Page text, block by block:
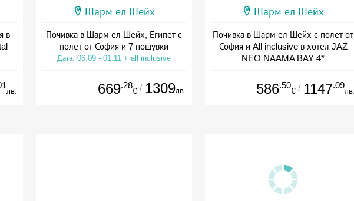
в
лв.
Шарм ел Шейх
Почивка в Шарм ел Шейх, Египет с
полет от София и 7 нощувки
Дата: 06.09 - 01.11 + all inclusive
669.28
€ / 1309лв.
Шарм ел Шейх
Почивка в Шарм ел Шейх с полет от
София и All inclusive в хотел JAZ
NEO NAAMA BAY 4*
586.50
€ / 1147.09
лв.